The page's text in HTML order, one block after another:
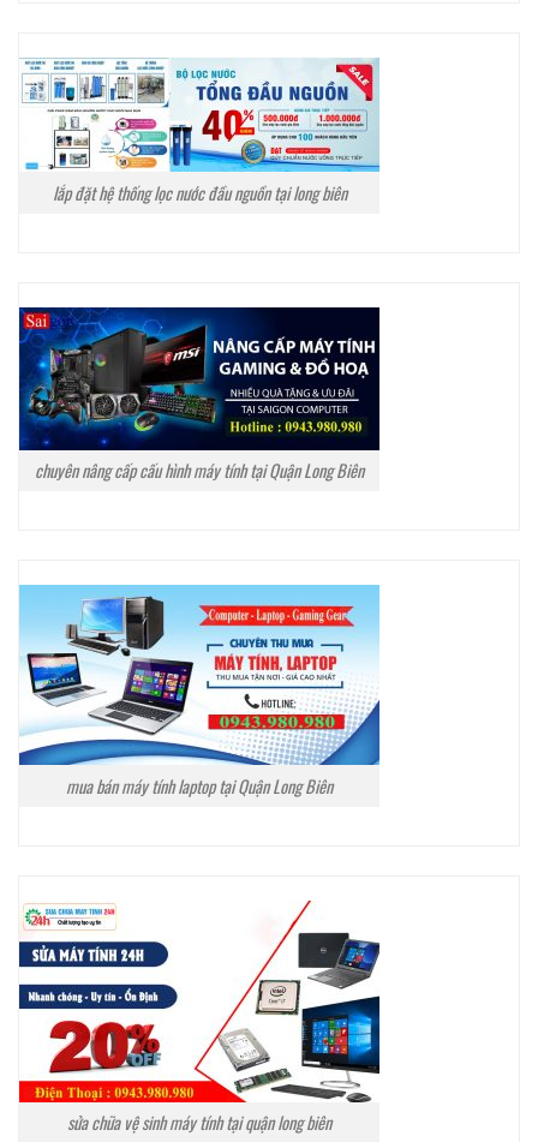
lắp đặt hệ thống lọc nước đầu nguồn tại long biên
chuyên nâng cấp cấu hình máy tính tại Quận Long Biên
mua bán máy tính laptop tại Quận Long Biên
sửa chữa vệ sinh máy tính tại quận long biên